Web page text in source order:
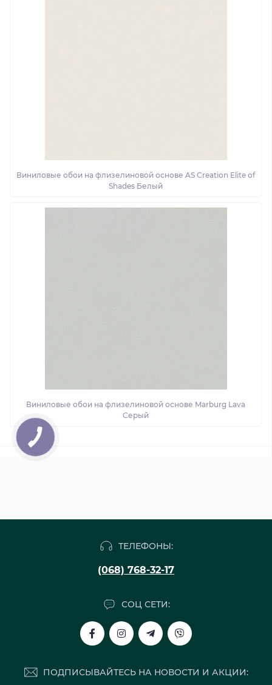
Виниловые обои на флизелиновой основе AS Creation Elite of
Shades Белый
Виниловые обои на флизелиновой основе Marburg Lava
Серый
ТЕЛЕФОНЫ:
(068) 768-32-17
СОЦ СЕТИ:
ПОДПИСЫВАЙТЕСЬ НА НОВОСТИ И АКЦИИ: